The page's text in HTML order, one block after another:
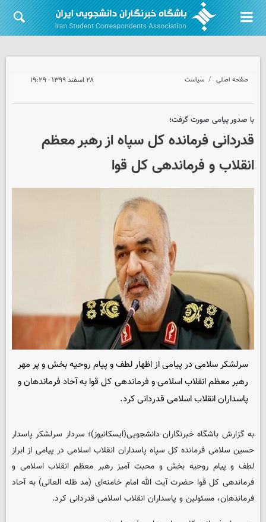
صفحه اصلی سیاست ۲۸ اسفند ۱۳۹۹ - ۱۹:۲۹
با صدور پیامی صورت گرفت؛
قدردانی فرمانده کل سپاه از رهبر معظم
انقلاب و فرماندهی کل قوا
سرلشکر سلامی در پیامی از اظهار لطف و پیام روحیه بخش و پر مهر
رهبر معظم انقلاب اسلامی و فرماندهی کل قوا به آحاد فرماندهان و
پاسداران انقلاب اسلامی قدردانی کرد.
به گزارش باشگاه خبرنگاران دانشجویی(ایسکانیوز)؛ سردار سرلشکر پاسدار
حسین سلامی فرمانده کل سپاه پاسداران انقلاب اسلامی در پیامی از ابراز
لطف و پیام روحیه بخش و محبت آمیز رهبر معظم انقلاب اسلامی و
فرماندهی کل قوا حضرت آیت الله امام خامنه‌ای (مد ظله العالی) به آحاد
فرماندهان، مسئولین و پاسداران انقلاب اسلامی قدردانی کرد.